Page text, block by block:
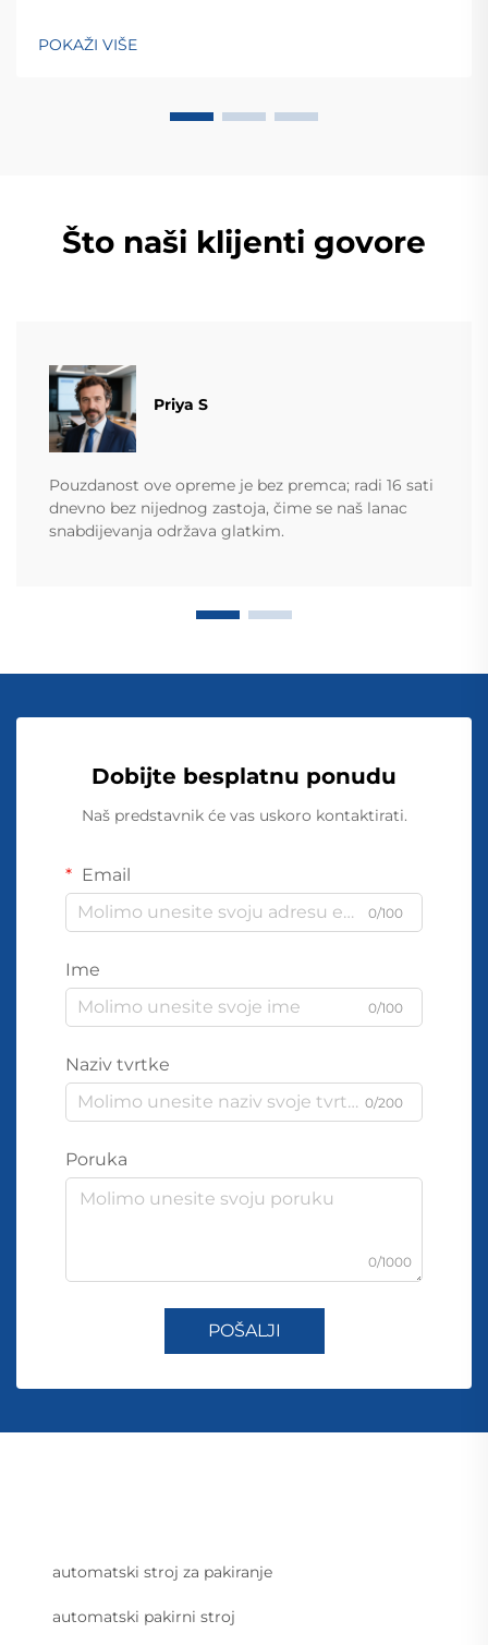
zemalja. Otkrijte njihova inteligentna rješenja za
tehtanjezažali globalnu konsultaciju OEM/ODM-a još
POKAŽI VIŠE
Što naši klijenti govore
Priya S
Pouzdanost ove opreme je bez premca; radi 16 sati
dnevno bez nijednog zastoja, čime se naš lanac
snabdijevanja održava glatkim.
Dobijte besplatnu ponudu
Naš predstavnik će vas uskoro kontaktirati.
Email
0/100
Ime
0/100
Naziv tvrtke
0/200
Poruka
0/1000
POŠALJI
automatski stroj za pakiranje
automatski pakirni stroj